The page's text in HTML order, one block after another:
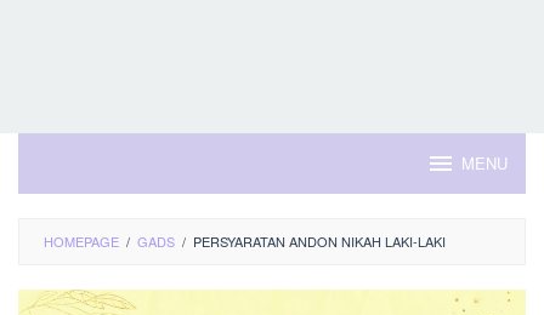
MENU
HOMEPAGE / GADS / PERSYARATAN ANDON NIKAH LAKI-LAKI